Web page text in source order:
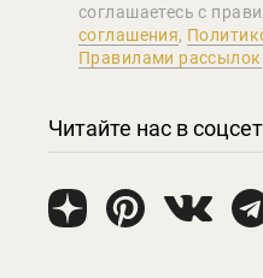
соглашаетеcь с
соглашения,
Правилами рассылок
Читайте нас в